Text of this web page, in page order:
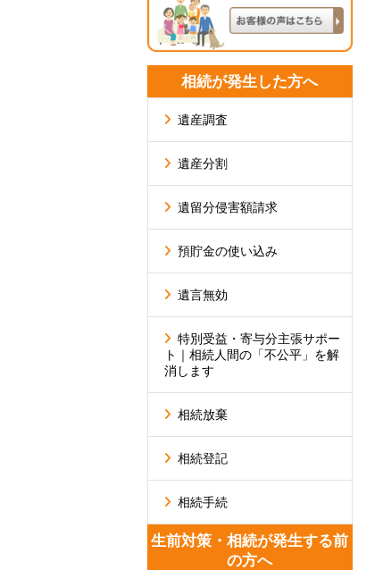
相続が発生した方へ
遺産調査
遺産分割
遺留分侵害額請求
預貯金の使い込み
遺言無効
特別受益・寄与分主張サポー
ト｜相続人間の「不公平」を解
消します
相続放棄
相続登記
相続手続
生前対策・相続が発生する前
の方へ